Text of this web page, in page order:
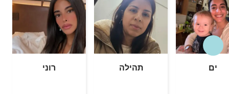
רוני תהילה ים